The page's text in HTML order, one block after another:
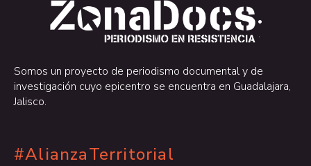
.
.
Somos un proyecto de periodismo documental y de
investigación cuyo epicentro se encuentra en Guadalajara,
Jalisco.
#AlianzaTerritorial